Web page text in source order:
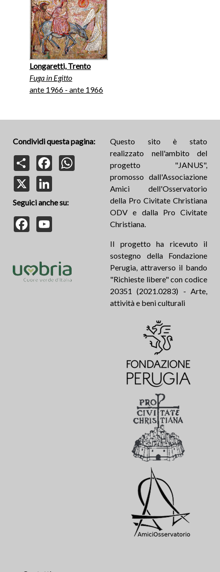
Longaretti, Trento
Fuga in Egitto
ante 1966 - ante 1966
Condividi questa pagina:
Share
FacebookWhatsApp
Seguici anche su:
Facebook
Questo sito è stato
realizzato nell'ambito del
progetto "JANUS",
promosso dall'Associazione
Amici dell'Osservatorio
della Pro Civitate Christiana
ODV e dalla Pro Civitate
Christiana.
Il progetto ha ricevuto il
sostegno della Fondazione
Perugia, attraverso il bando
"Richieste libere" con codice
20351 (2021.0283) - Arte,
attività e beni culturali